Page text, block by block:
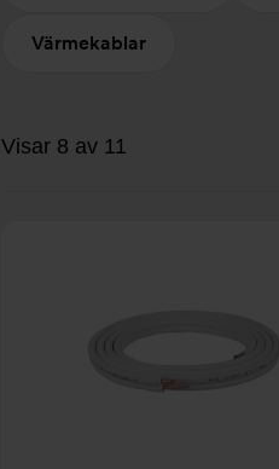
Värmekablar
Visar 8 av 11